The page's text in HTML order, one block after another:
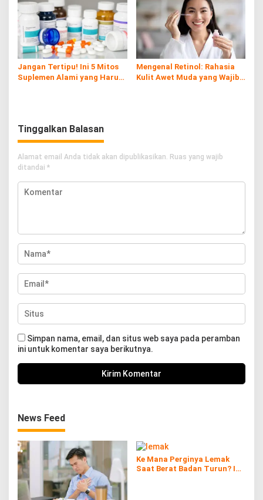
Jangan Tertipu! Ini 5 Mitos
Suplemen Alami yang Harus
Mengenal Retinol: Rahasia
Kulit Awet Muda yang Wajib
Tinggalkan Balasan
Alamat email Anda tidak akan dipublikasikan. Ruas yang wajib
ditandai *
Simpan nama, email, dan situs web saya pada peramban
ini untuk komentar saya berikutnya.
News Feed
Ke Mana Perginya Lemak
Saat Berat Badan Turun? Ini